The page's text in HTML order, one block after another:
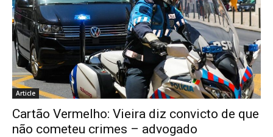
Article
Cartão Vermelho: Vieira diz convicto de que
não cometeu crimes – advogado